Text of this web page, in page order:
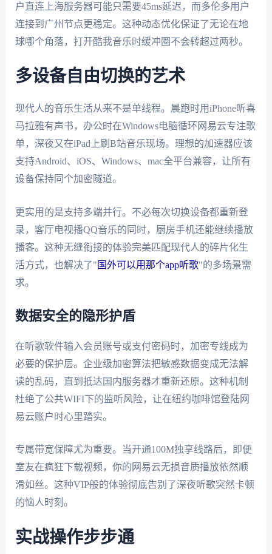
户直连上海服务器可能只需要45ms延迟，而多伦多用户
连接到广州节点更稳定。这种动态优化保证了无论在地
球哪个角落，打开酷我音乐时缓冲圈不会转超过两秒。
多设备自由切换的艺术
现代人的音乐生活从来不是单线程。晨跑时用iPhone听喜
马拉雅有声书，办公时在Windows电脑循环网易云专注歌
单，深夜又在iPad上刷B站音乐现场。理想的加速器应该
支持Android、iOS、Windows、mac全平台兼容，让所有
设备保持同个加密隧道。
更实用的是支持多端并行。不必每次切换设备都重新登
录，客厅电视播QQ音乐的同时，厨房手机还能继续播放
播客。这种无缝衔接的体验完美匹配现代人的碎片化生
活方式，也解决了" 国外可以用那个app听歌"的多场景需
求。
数据安全的隐形护盾
在听歌软件输入会员账号或支付密码时，加密专线成为
必要的保护层。企业级加密算法把敏感数据变成无法解
读的乱码，直到抵达国内服务器才重新还原。这种机制
杜绝了公共WIFI下的监听风险，让在纽约咖啡馆登陆网
易云账户时心里踏实。
专属带宽保障尤为重要。当开通100M独享线路后，即便
室友在疯狂下载视频，你的网易云无损音质播放依然顺
滑如丝。这种VIP般的体验彻底告别了深夜听歌突然卡顿
的恼人时刻。
实战操作步步通